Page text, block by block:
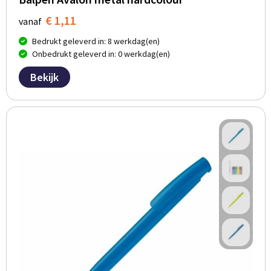
vanaf € 1,11
Bedrukt geleverd in: 8 werkdag(en)
Onbedrukt geleverd in: 0 werkdag(en)
Bekijk